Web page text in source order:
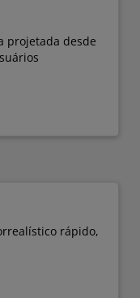
projetada desde
rápido,